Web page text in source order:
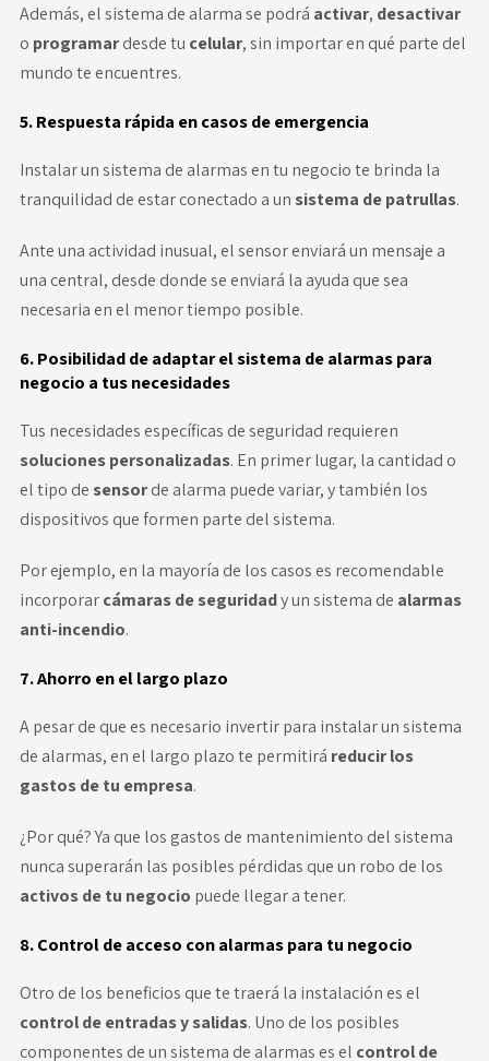
Además, el sistema de alarma se podrá activar, desactivar
o programardesde tu celular, sin importar en qué parte del
mundo te encuentres.
5. Respuesta rápida en casos de emergencia
Instalar un sistema de alarmas en tu negocio te brinda la
tranquilidad de estar conectado a un sistema de patrullas.
Ante una actividad inusual, el sensor enviará un mensaje a
una central, desde donde se enviará la ayuda que sea
necesaria en el menor tiempo posible.
6. Posibilidad de adaptar el sistema de alarmas para
negocio a tus necesidades
Tus necesidades específicas de seguridad requieren
soluciones personalizadas. En primer lugar, la cantidad o
el tipo de sensorde alarma puede variar, y también los
dispositivos que formen parte del sistema.
Por ejemplo, en la mayoría de los casos es recomendable
incorporarcámaras de seguridady un sistema de alarmas
anti-incendio.
7. Ahorro en el largo plazo
A pesar de que es necesario invertir para instalar un sistema
de alarmas, en el largo plazo te permitirá reducir los
gastos de tu empresa.
¿Por qué? Ya que los gastos de mantenimiento del sistema
nunca superarán las posibles pérdidas que un robo de los
activos de tu negocio puede llegar a tener.
8. Control de acceso con alarmas para tu negocio
Otro de los beneficios que te traerá la instalación es el
control de entradas y salidas. Uno de los posibles
componentes de un sistema de alarmas es el control de